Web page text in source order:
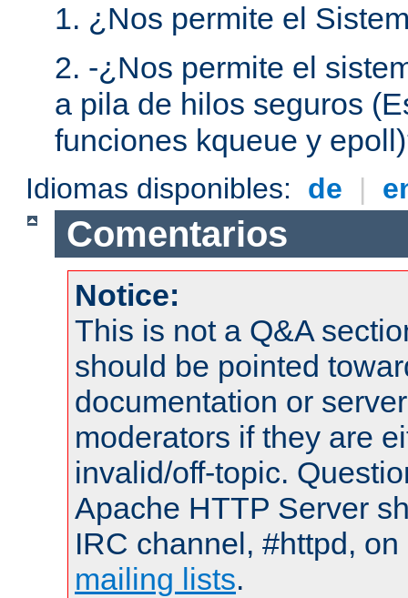
1. ¿Nos permite el
2. -¿Nos permite el
a pila de hilos seguros
funciones kqueue y
Idiomas disponibles: de |
Comentarios
Notice:
This is not a Q&A
should be pointed
documentation or
moderators if they are
invalid/off-topic.
Apache HTTP Server
IRC channel, #httpd,
mailing lists.